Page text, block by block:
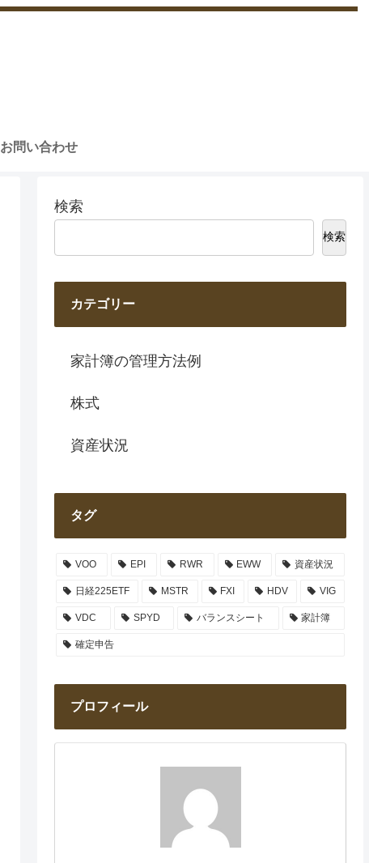
お問い合わせ
検索
検索
カテゴリー
家計簿の管理方法例
株式
資産状況
タグ
VOO EPI RWR EWW 資産状況
日経225ETF MSTR FXI HDV VIG
VDC SPYD バランスシート 家計簿
確定申告
プロフィール